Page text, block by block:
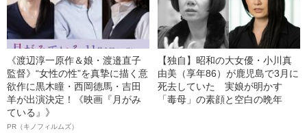
《渡辺淳一原作＆娘・渡邉直子
監督》“女性の性”を真摯に描く意
欲作に黒木瞳・西岡德馬・吉田
羊が出演決定！《映画『月がみ
ている』》
PR（キノフィルムズ）
【独自】昭和の大女優・小川真
由美（享年86）が鹿児島で3月に
死去していた 実娘が明かす
「毒母」の素顔と空白の晩年